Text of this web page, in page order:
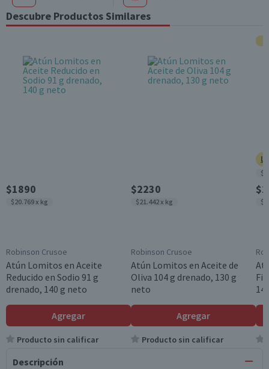
Descubre Productos Similares
$1890
$20.769 x kg
Robinson Crusoe
Atún Lomitos en Aceite
Reducido en Sodio 91 g
drenado, 140 g neto
Agregar
Producto sin calificar
$2230
$21.442 x kg
Robinson Crusoe
Atún Lomitos en Aceite de
Oliva 104 g drenado, 130 g
neto
Agregar
Producto sin calificar
Descripción